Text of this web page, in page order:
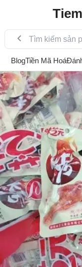
BlogTiền Mã Hoá